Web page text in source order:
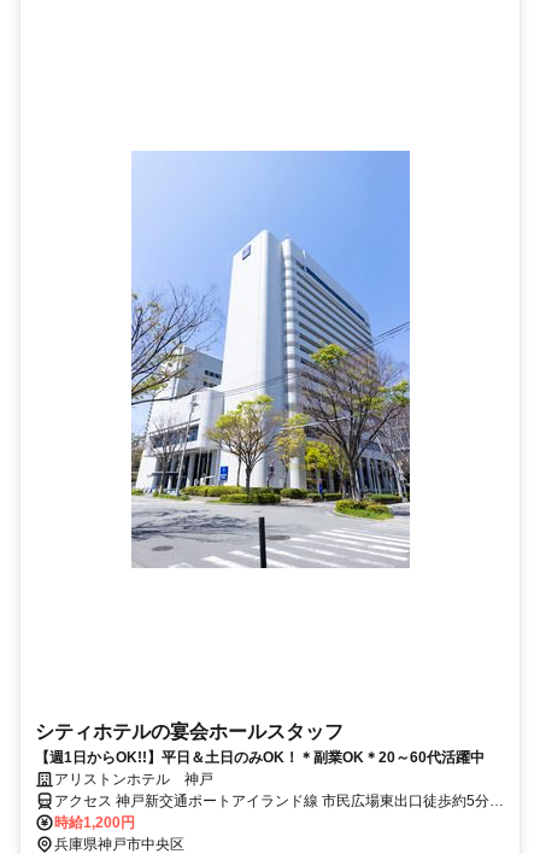
シティホテルの宴会ホールスタッフ
【週1日からOK!!】平日＆土日のみOK！＊副業OK＊20～60代活躍中
アリストンホテル 神戸
アクセス 神戸新交通ポートアイランド線 市民広場東出口徒歩約5分、
神戸新交通ポートアイランド線 みなとじま徒歩約6分
時給1,200円
兵庫県神戸市中央区